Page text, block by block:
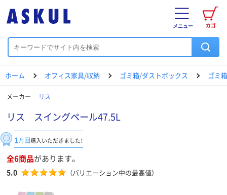
カゴ
メニュー
ホーム オフィス家具/収納 ゴミ箱/ダストボックス ゴミ
メーカー リス
リス スイングペール47.5L
1万回購入いただきました！
全6商品があります。
5.0 （バリエーション中の最高値）